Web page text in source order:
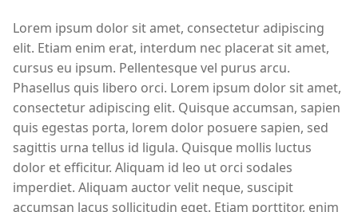
Lorem ipsum dolor sit amet, consectetur adipiscing
elit. Etiam enim erat, interdum nec placerat sit amet,
cursus eu ipsum. Pellentesque vel purus arcu.
Phasellus quis libero orci. Lorem ipsum dolor sit amet,
consectetur adipiscing elit. Quisque accumsan, sapien
quis egestas porta, lorem dolor posuere sapien, sed
sagittis urna tellus id ligula. Quisque mollis luctus
dolor et efficitur. Aliquam id leo ut orci sodales
imperdiet. Aliquam auctor velit neque, suscipit
accumsan lacus sollicitudin eget. Etiam porttitor, enim